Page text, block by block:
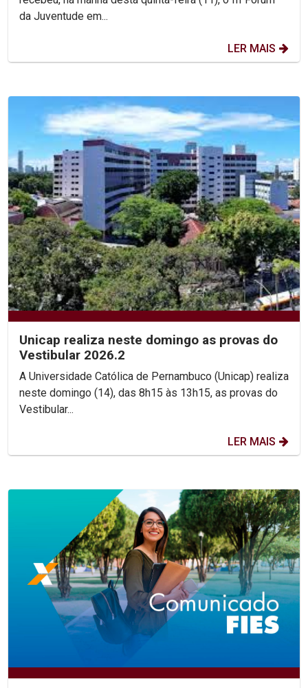
da Juventude em...
LER MAIS
Unicap realiza neste domingo as provas do
Vestibular 2026.2
A Universidade Católica de Pernambuco (Unicap) realiza
neste domingo (14), das 8h15 às 13h15, as provas do
Vestibular...
LER MAIS